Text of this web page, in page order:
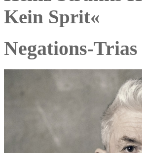
Kein Sprit«
Negations-